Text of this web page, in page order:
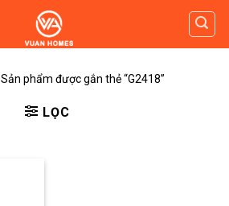
Sản phẩm được gắn thẻ “G2418”
LỌC